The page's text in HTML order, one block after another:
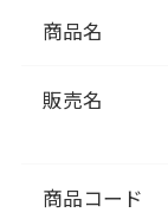
商品名
販売名
商品コード